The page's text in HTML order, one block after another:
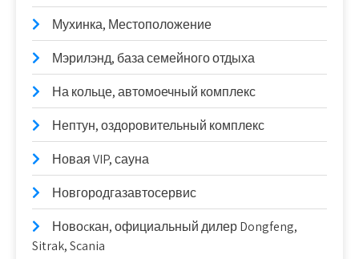
Мухинка, Местоположение
Мэрилэнд, база семейного отдыха
На кольце, автомоечный комплекс
Нептун, оздоровительный комплекс
Новая VIP, сауна
Новгородгазавтосервис
Новоcкан, официальный дилер Dongfeng,
Sitrak, Scania